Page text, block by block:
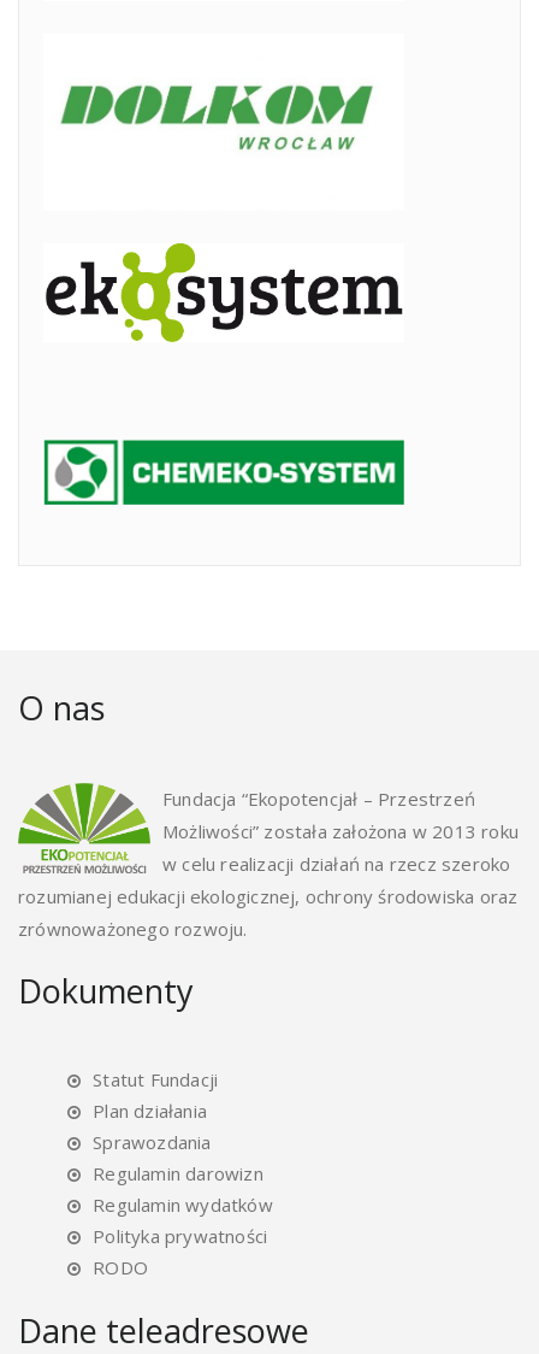
O nas
Fundacja “Ekopotencjał – Przestrzeń
Możliwości” została założona w 2013 roku
w celu realizacji działań na rzecz szeroko
rozumianej edukacji ekologicznej, ochrony środowiska oraz
zrównoważonego rozwoju.
Dokumenty
Statut Fundacji
Plan działania
Sprawozdania
Regulamin darowizn
Regulamin wydatków
Polityka prywatności
RODO
Dane teleadresowe